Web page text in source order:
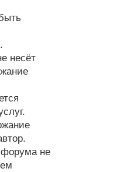
несёт
не